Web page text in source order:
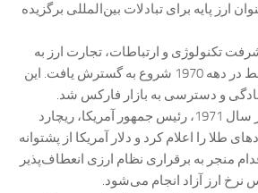
ارز پایه برای تبادلات بین‌المللی برگزیده
تکنولوژی و ارتباطات، تجارت ارز به
صورت الکترونیکی و برخط در دهه 1970 شروع به گسترش یافت. این
و دسترسی به بازار فارکس شد.
لغو استانداردهای طلا: در سال 1971، رئیس جمهور آمریکا، ریچارد
طلا را اعلام کرد و دلار آمریکا از پشتوانه
منجر به برقراری نظام ارزی انعطاف‌پذیر
نرخ ارز آزاد انجام می‌شود.